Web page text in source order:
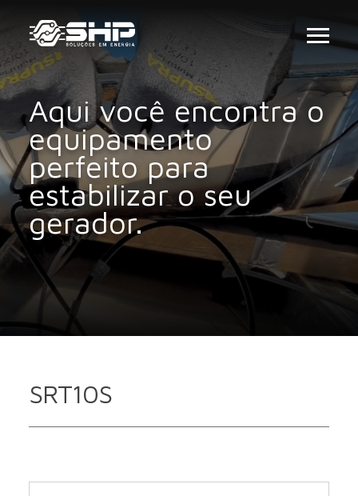
Aqui você encontra o
equipamento
perfeito para
estabilizar o seu
gerador.
SRT10S